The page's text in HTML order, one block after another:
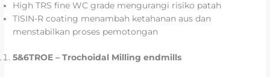
High TRS fine WC grade mengurangi risiko patah
TISIN-R coating menambah ketahanan aus dan
menstabilkan proses pemotongan
5&6TROE – Trochoidal Milling endmills